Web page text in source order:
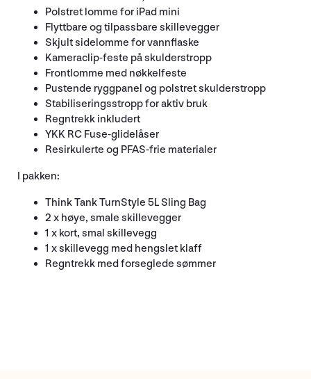
Polstret lomme for iPad mini
Flyttbare og tilpassbare skillevegger
Skjult sidelomme for vannflaske
Kameraclip-feste på skulderstropp
Frontlomme med nøkkelfeste
Pustende ryggpanel og polstret skulderstropp
Stabiliseringsstropp for aktiv bruk
Regntrekk inkludert
YKK RC Fuse-glidelåser
Resirkulerte og PFAS-frie materialer
I pakken:
Think Tank TurnStyle 5L Sling Bag
2 x høye, smale skillevegger
1 x kort, smal skillevegg
1 x skillevegg med hengslet klaff
Regntrekk med forseglede sømmer